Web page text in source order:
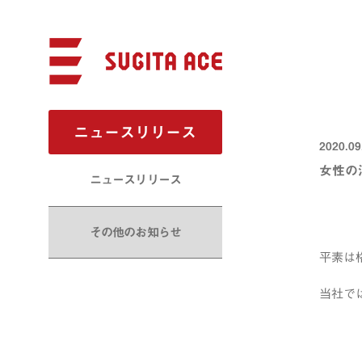
ニュースリリース
ニュースリリース
その他のお知らせ
女性の
平素は
当社で